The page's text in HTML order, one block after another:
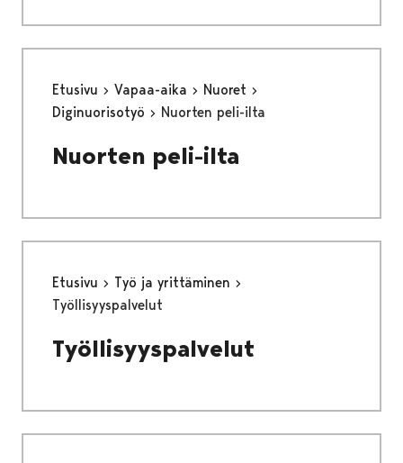
Etusivu Vapaa-aika
Nuoret
Diginuorisotyö
Nuorten peli-ilta
Nuorten peli-ilta
Etusivu
Työ ja yrittäminen
Työllisyyspalvelut
Työllisyyspalvelut